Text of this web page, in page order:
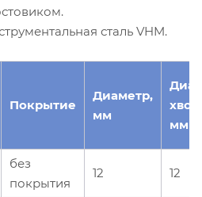
сталь VHM.
Покрытие
Диаметр,
мм
мм
без
покрытия
12 12